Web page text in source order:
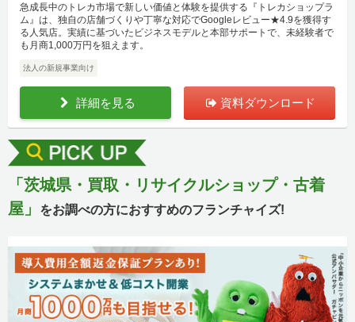
急成長中のトレカ市場で新しい価値と体験を提供する『トレカショップラ
ム』は、独自の店舗づくりや丁寧な対応でGoogleレビュー★4.9を獲得す
る人気店。実績に基づいたビジネスモデルと本部サポートで、未経験者で
も月商1,000万円を狙えます。
法人の新規事業向け
詳細を見る 資料ダウンロード
「茨城県・買取・リサイクルショップ・古着
屋」
をお調べの方におすすめのフランチャイズ!